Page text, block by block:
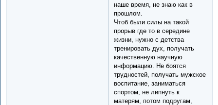
наше время, не знаю как в
прошлом.
Чтоб были силы на такой
прорыв где то в середине
жизни, нужно с детства
тренировать дух, получать
качественную научную
информацию. Не боятся
трудностей, получать мужское
воспитание, заниматься
спортом, не липнуть к
матерям, потом подругам,